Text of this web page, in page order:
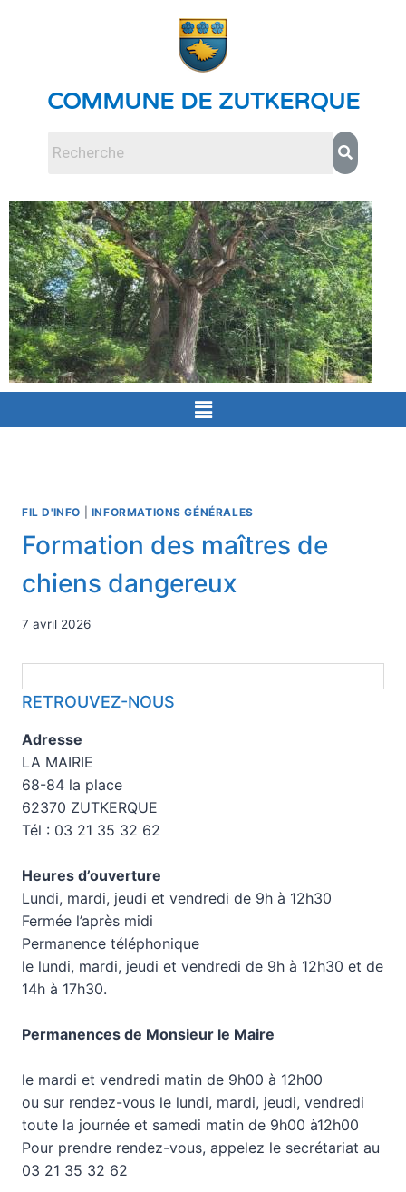
COMMUNE DE ZUTKERQUE
FIL D'INFO INFORMATIONS GÉNÉRALES
Formation des maîtres de
chiens dangereux
7 avril 2026
RETROUVEZ-NOUS
Adresse
LA MAIRIE
68-84 la place
62370 ZUTKERQUE
Tél : 03 21 35 32 62
Heures d’ouverture
Lundi, mardi, jeudi et vendredi de 9h à 12h30
Fermée l’après midi
Permanence téléphonique
le lundi, mardi, jeudi et vendredi de 9h à 12h30 et de
14h à 17h30.
Permanences de Monsieur le Maire
le mardi et vendredi matin de 9h00 à 12h00
ou sur rendez-vous le lundi, mardi, jeudi, vendredi
toute la journée et samedi matin de 9h00 à12h00
Pour prendre rendez-vous, appelez le secrétariat au
03 21 35 32 62